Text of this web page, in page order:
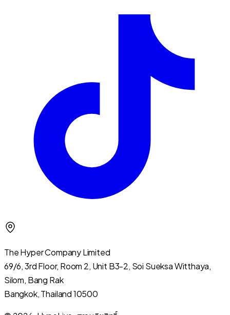
The Hyper Company Limited
69/6, 3rd Floor, Room 2, Unit B3-2, Soi Sueksa Witthaya,
Silom, Bang Rak
Bangkok, Thailand 10500